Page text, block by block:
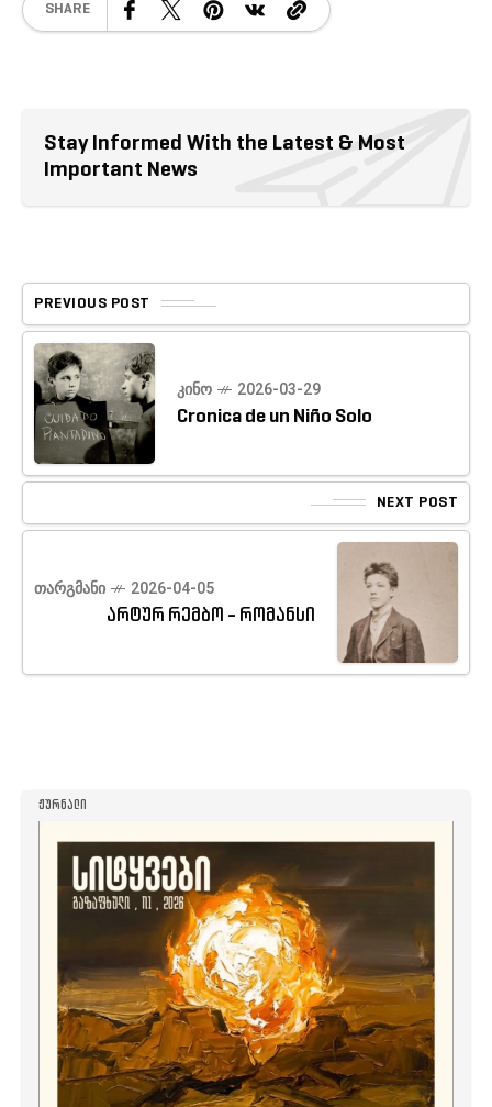
SHARE
Stay Informed With the Latest & Most
Important News
PREVIOUS POST
ᲙᲘᲜᲝ 2026-03-29
Cronica de un Niño Solo
NEXT POST
ᲗᲐᲠᲒᲛᲐᲜᲘ 2026-04-05
არტურ რემბო - რომანსი
ᲟᲣᲠᲜᲐᲚᲘ